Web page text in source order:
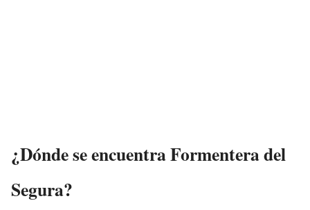
¿Dónde se encuentra Formentera del
Segura?